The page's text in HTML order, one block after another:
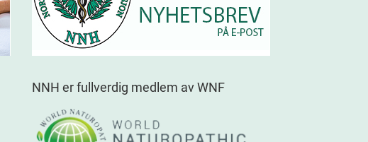
NNH er fullverdig medlem av WNF